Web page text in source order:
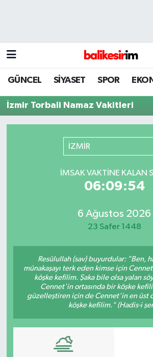
GÜNCEL SİYASET SPOR
İzmir Torbali Namaz Vakitleri
İZMİR
İMSAK VAKTINE KALAN
06:09:54
6 Ağustos 2026
23 Safer 1448
Resûlullah (sav) buyurdular: "Ben,
münakaşayı terk eden kimse için
köşke kefilim. Şaka bile olsa yalan
Cennet'in ortasında bir köşke
güzelleştiren için de Cennet'in en üst
köşke kefilim." (Hadis-i